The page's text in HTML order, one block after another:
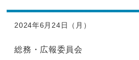
2024年6月24日（月）
総務・広報委員会